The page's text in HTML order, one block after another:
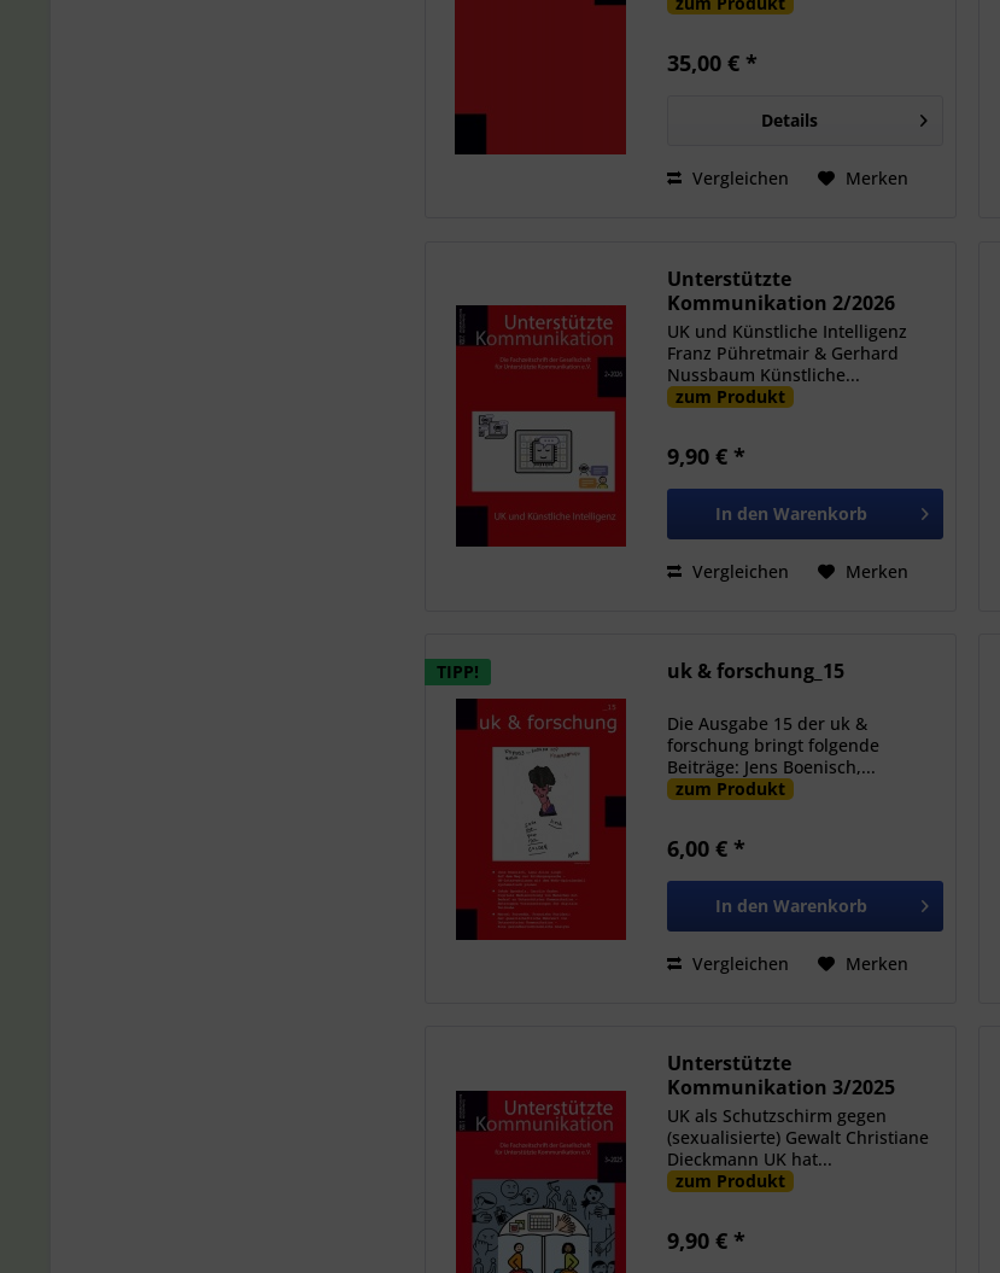
35,00 € *
Details
Vergleichen Merken
Unterstützte
Kommunikation 2/2026
UK und Künstliche Intelligenz
Franz Pühretmair & Gerhard
Nussbaum Künstliche...
zum Produkt
9,90 € *
In den Warenkorb
Vergleichen Merken
TIPP! uk & forschung_15
Die Ausgabe 15 der uk &
forschung bringt folgende
Beiträge: Jens Boenisch,...
zum Produkt
6,00 € *
In den Warenkorb
Vergleichen Merken
Unterstützte
Kommunikation 3/2025
UK als Schutzschirm gegen
(sexualisierte) Gewalt Christiane
Dieckmann UK hat...
zum Produkt
9,90 € *